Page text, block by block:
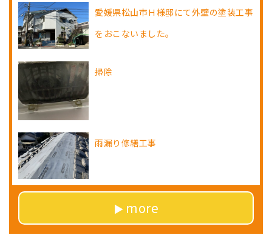
愛媛県松山市Ｈ様邸にて外壁の塗装工事
をおこないました。
掃除
雨漏り修繕工事
more